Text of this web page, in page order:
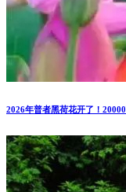
2026年普者黑荷花开了！